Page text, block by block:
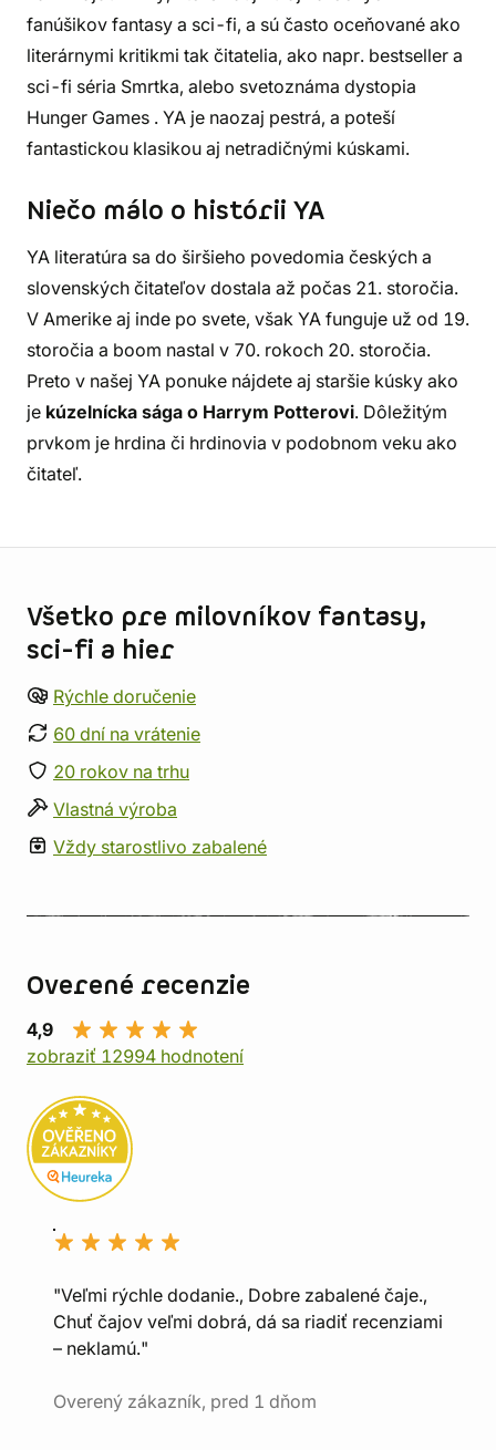
fanúšikov fantasy a sci-fi, a sú často oceňované ako
literárnymi kritikmi tak čitatelia, ako napr. bestseller a
sci-fi séria Smrtka, alebo svetoznáma dystopia
Hunger Games . YA je naozaj pestrá, a poteší
fantastickou klasikou aj netradičnými kúskami.
Niečo málo o histórii YA
YA literatúra sa do širšieho povedomia českých a
slovenských čitateľov dostala až počas 21. storočia.
V Amerike aj inde po svete, však YA funguje už od 19.
storočia a boom nastal v 70. rokoch 20. storočia.
Preto v našej YA ponuke nájdete aj staršie kúsky ako
je kúzelnícka sága o Harrym Potterovi. Dôležitým
prvkom je hrdina či hrdinovia v podobnom veku ako
čitateľ.
Všetko pre milovníkov fantasy,
sci-fi a hier
Rýchle doručenie
60 dní na vrátenie
20 rokov na trhu
Vlastná výroba
Vždy starostlivo zabalené
Overené recenzie
4,9
zobraziť 12994 hodnotení
"Veľmi rýchle dodanie., Dobre zabalené čaje.,
Chuť čajov veľmi dobrá, dá sa riadiť recenziami
– neklamú."
Overený zákazník, pred 1 dňom